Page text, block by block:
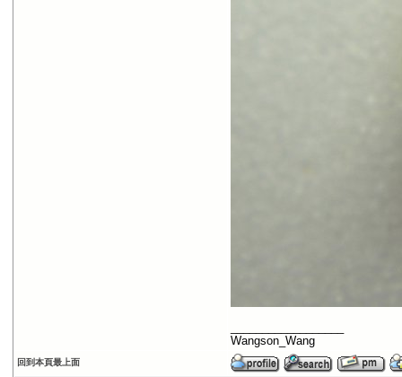
Wangson_Wang
回到本頁最上面